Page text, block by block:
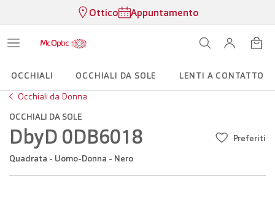
Ottico Appuntamento
OCCHIALI OCCHIALI DA SOLE
LENTI A CONTATTO
Occhiali da Donna
OCCHIALI DA SOLE
DbyD 0DB6018
Quadrata - Uomo-Donna - Nero
Preferiti